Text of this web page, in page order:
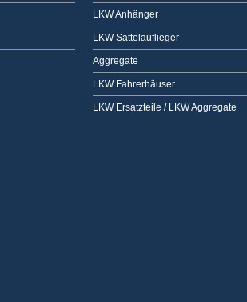
LKW Anhänger
LKW Sattelauflieger
Aggregate
LKW Fahrerhäuser
LKW Ersatzteile / LKW Aggregate